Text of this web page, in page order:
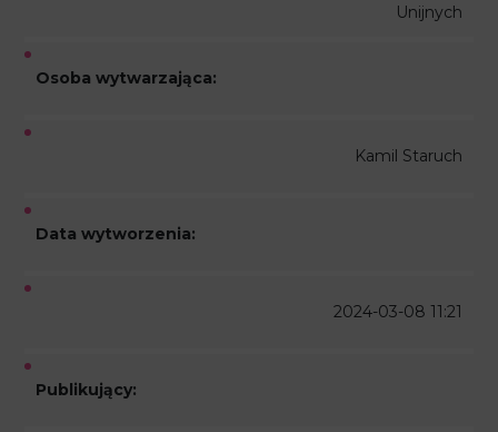
Unijnych
Osoba wytwarzająca:
Kamil Staruch
Data wytworzenia:
2024-03-08 11:21
Publikujący: